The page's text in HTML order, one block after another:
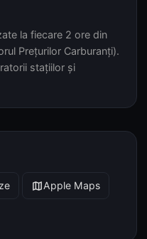
la fiecare 2 ore din
Prețurilor Carburanți).
stațiilor și
mapApple Maps